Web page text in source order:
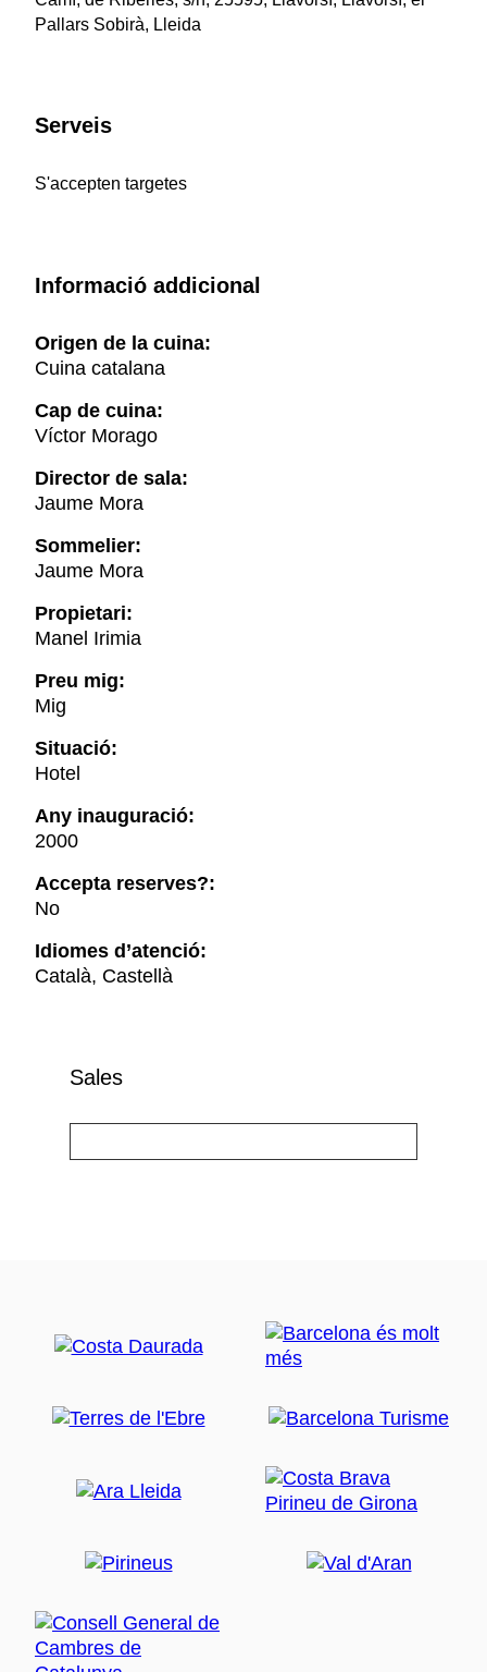
Pallars Sobirà, Lleida
Serveis
S'accepten targetes
Informació addicional
Origen de la cuina:
Cuina catalana
Cap de cuina:
Víctor Morago
Director de sala:
Jaume Mora
Sommelier:
Jaume Mora
Propietari:
Manel Irimia
Preu mig:
Mig
Situació:
Hotel
Any inauguració:
2000
Accepta reserves?:
No
Idiomes d’atenció:
Català, Castellà
Sales